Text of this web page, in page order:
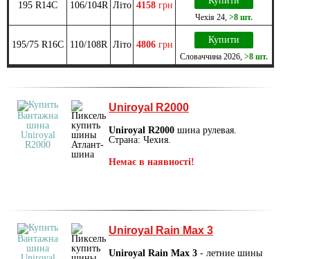
195 R14C 106/104R Літо 4158 грн
Чехія 24 >8 шт.
195/75 R16C 110/108R Літо 4806 грн Купити
Словаччина 2026 >8 шт.
Uniroyal R2000
Uniroyal R2000 шина рулевая.
Страна: Чехия.
Немає в наявності!
Uniroyal Rain Max 3
Uniroyal Rain Max 3 - летние шины